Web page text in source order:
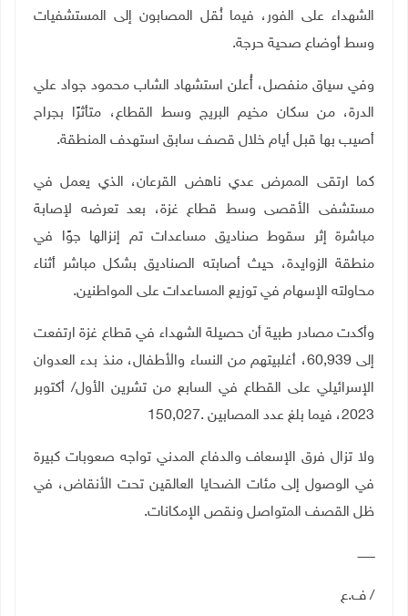
الشهداء على الفور، فيما نُقل المصابون إلى المستشفيات
وسط أوضاع صحية حرجة.
وفي سياق منفصل، أُعلن استشهاد الشاب محمود جواد علي
الدرة، من سكان مخيم البريج وسط القطاع، متأثرًا بجراح
أصيب بها قبل أيام خلال قصف سابق استهدف المنطقة.
كما ارتقى الممرض عدي ناهض القرعان، الذي يعمل في
مستشفى الأقصى وسط قطاع غزة، بعد تعرضه لإصابة
مباشرة إثر سقوط صناديق مساعدات تم إنزالها جوًا في
منطقة الزوايدة، حيث أصابته الصناديق بشكل مباشر أثناء
محاولته الإسهام في توزيع المساعدات على المواطنين.
وأكدت مصادر طبية أن حصيلة الشهداء في قطاع غزة ارتفعت
إلى 60,939، أغلبيتهم من النساء والأطفال، منذ بدء العدوان
الإسرائيلي على القطاع في السابع من تشرين الأول/ أكتوبر
2023، فيما بلغ عدد المصابين
150,027.
ولا تزال فرق الإسعاف والدفاع المدني تواجه صعوبات كبيرة
في الوصول إلى مئات الضحايا العالقين تحت الأنقاض، في
ظل القصف المتواصل ونقص الإمكانات.
ـــــــــ
/ ف.ع